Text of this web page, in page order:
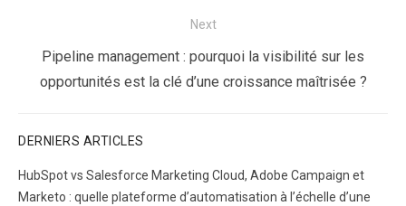
Next
Next
post:
Pipeline management : pourquoi la visibilité sur les
opportunités est la clé d’une croissance maîtrisée ?
DERNIERS ARTICLES
HubSpot vs Salesforce Marketing Cloud, Adobe Campaign et
Marketo : quelle plateforme d’automatisation à l’échelle d’une